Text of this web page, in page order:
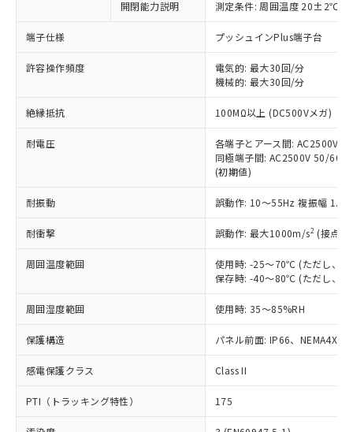
開閉能力説明 測定条件: 周囲温度 20±2℃、
端子仕様 プッシュインPlus端子台
許容操作頻度
電気的: 最大30回/分
機械的: 最大30回/分
絶縁抵抗 100MΩ以上 (DC500Vメガ)
耐電圧
各端子とアース間: AC2500V
同極端子間: AC2500V 50/
(初期値)
耐振動 誤動作: 10～55Hz 複振幅
耐衝撃 誤動作: 最大1000m/s2 (接点
周囲温度範囲
使用時: -25～70℃ (ただし、氷
保存時: -40～80℃ (ただし、氷
周囲湿度範囲 使用時: 35～85%RH
保護構造 パネル前面: IP66、NEMA4X,
感電保護クラス Class II
PTI（トラッキング特性） 175
以下の条件をお読みいただき、同意のうえ
ご利用ください。
本サービスは、当社制御機器事業取扱
商品の当社在庫状況および標準価格
(税抜)を提供させていただくもので
当社制御機器事業取扱商品の中には、
本サービスの対象外となる商品もある
ことをご了承ください。
在庫状況および標準価格照会結果は、
記載している更新日時点での社内デー
タに基づき作成されるものであり、閲
覧された時点での実際の在庫および標
準価格とは異なる場合があることをご
正式な納期状況および標準価格はお客
様のお取引先、またはお客様担当のオ
ムロン制御機器販売店・当社販売員に
オムロン制御機器販売店や当社販売拠
点は「
販売ネットワーク
」をご確認
在庫状況および標準価格結果を当社の
事前の承諾なく第三者に漏洩または開
対応予定なし：EU RoHS指令（10物質）の
非含有に非対応の商品で、対応品を出す予
定はありません。
非含有の対応状況を調査中または確認中の
非該当品：ライセンス料など無形物で、有
害物質有無と関係のない商品です。
仕入先様の事情により、非含有部品として
いたものが、含有品と判明した場合などや
むを得ず変更することがあります。
鉛(Pb) 1000ppm以下、 水銀(Hg) 1000ppm以下、 カド
(PBDE) 1000ppm以下、フタル酸ビス(2-エチルヘキシ
ル) (DEHP)(別名：DOP) 1000ppm以下、フタル酸ブチ
ルベンジル（BBP） 1000ppm以下、フタル酸ジブチル
（DBP） 1000ppm以下、フタル酸ジイソブチル
(DIBP) 1000ppm以下
但し、RoHS指令で産業用監視および制御機器に対する
適用除外項目は除く。
※2 対応予定月
※1 中国RoHS○×表
「○」：最大均質材料含有率が中国RoHSの
基準値以下であることを示します。
「×」：最大均質材料含有率が中国RoHSの
基準値を超えていることを示します。
「－」：未確認です。当社販売部門へお問
*中国RoHS10物質の基準値 (GB/T26572)：
Pb(鉛) :1000ppm、 Hg(水銀) : 1000ppm、 Cd(カドミウ
Cr(Ⅵ)(六価クロム) : 1000ppm、 PBBs(ポリ臭化ビフェ
ニル類) : 1000ppm、 PBDEs(ポリ臭化ジフェニルエーテ
DBP(フタル酸ジブチル) : 1000ppm、 DIBP(フタル酸ジ
イソブチル) : 1000ppm、 BBP(フタル酸ブチルベンジ
ル) : 1000ppm、
DEHP(フタル酸ビス(2-エチルヘキシル)) : 1000ppm
※2 環境保護使用期限
「ｅ」：有害物質（10物質）のすべてが基
当社は、これら貴社製品のうち、外国
為替および外国貿易法に定める商品
（以下｢規制貨物等」という）を輸出
または国外への提供する場合は、日本
国政府の輸出許可(または役務取引許
当社は規制貨物を破棄する場合は、完
全に破砕するなど、違法に輸出されな
いよう必要な手段を講じます。
当社は貴社製品を、核兵器、ミサイ
ル、化学兵器、生物兵器またはその他
武器並びにこれらの製造装置等に一切
使用いたしません。
当社は、貴社製品を第三者に販売する
場合は、上記1、2および3の内容を当
該第三者に通知します。また当社は、
○ 一定数以上の在庫あり
△ 一定数には満たないが在庫あり
在庫なし(最新の在庫状況につ
たはお客様担当のオムロン制御
機器販売店・当社販売員にご確